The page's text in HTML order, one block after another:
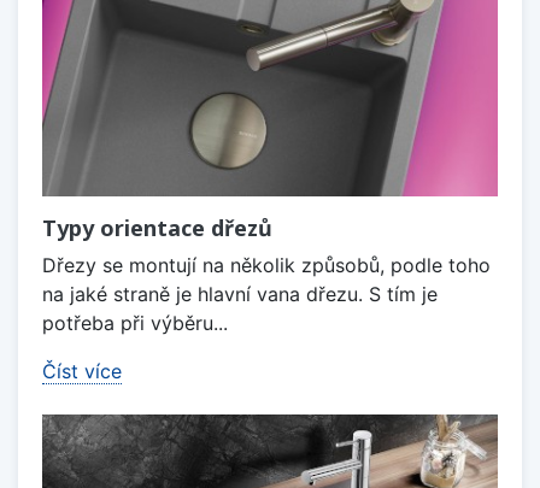
Typy orientace dřezů
Dřezy se montují na několik způsobů, podle toho
na jaké straně je hlavní vana dřezu. S tím je
potřeba při výběru...
Číst více